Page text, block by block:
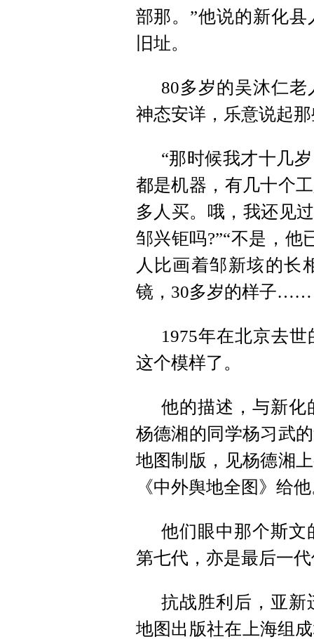
部那。”他说的新化
旧址。
80多岁的吴沐仁
神态安详，乐意说起
“那时候我才十几
都是机器，有几十个
多人买。哦，我还见
邹兴钜吗?”“不是，他
人比画着邹新垓的长
镜，30多岁的样子……
1975年在北京去
这个模样了。
他的描述，与新化
杨德湘的同学杨习武
地图制版，见杨德湘
《中外舆地全图》给
他们眼中那个斯文
第七代，亦是最后一
抗战胜利后，亚新
地图出版社在上海组